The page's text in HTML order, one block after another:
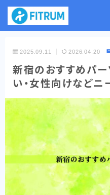
2025.09.11 2026.04.20
新宿のおすすめパー
い・女性向けなど